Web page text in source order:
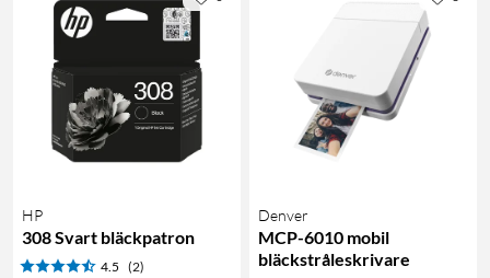
HP
308 Svart bläckpatron
4.5 (2)
Denver
MCP-6010 mobil
bläckstråleskrivare